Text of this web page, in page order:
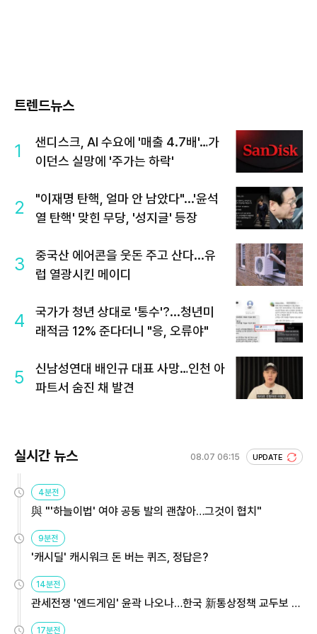
트렌드뉴스
1
샌디스크, AI 수요에 '매출 4.7배'…가
이던스 실망에 '주가는 하락'
2
"이재명 탄핵, 얼마 안 남았다"...'윤석
열 탄핵' 맞힌 무당, '성지글' 등장
3
중국산 에어콘을 웃돈 주고 산다...유
럽 열광시킨 메이디
4
국가가 청년 상대로 '통수'?...청년미
래적금 12% 준다더니 "응, 오류야"
5
신남성연대 배인규 대표 사망…인천 아
파트서 숨진 채 발견
실시간 뉴스 08.07 06:15 UPDATE
4분전
與 "'하늘이법' 여야 공동 발의 괜찮아…그것이 협치"
9분전
'캐시딜' 캐시워크 돈 버는 퀴즈, 정답은?
14분전
관세전쟁 '엔드게임' 윤곽 나오나…한국 新통상정책 교두보 활
17분전